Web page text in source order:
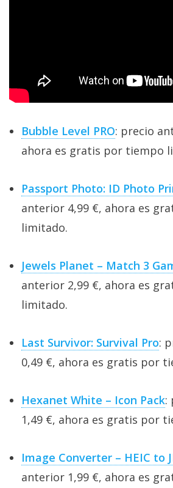
Bubble Level PRO: precio
ahora es gratis por tiempo
Passport Photo: ID Photo
anterior 4,99 €, ahora es
limitado.
Jewels Planet – Match 3
anterior 2,99 €, ahora es
limitado.
Last Survivor: Survival Pro:
0,49 €, ahora es gratis por
Hexanet White – Icon Pack:
1,49 €, ahora es gratis por
Image Converter – HEIC to
anterior 1,99 €, ahora es